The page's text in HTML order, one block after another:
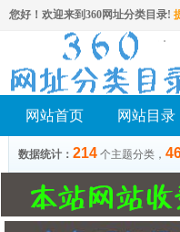
您好！欢迎来到360网址分类目录!
网站首页 网站目录
数据统计： 214 个主题分类，